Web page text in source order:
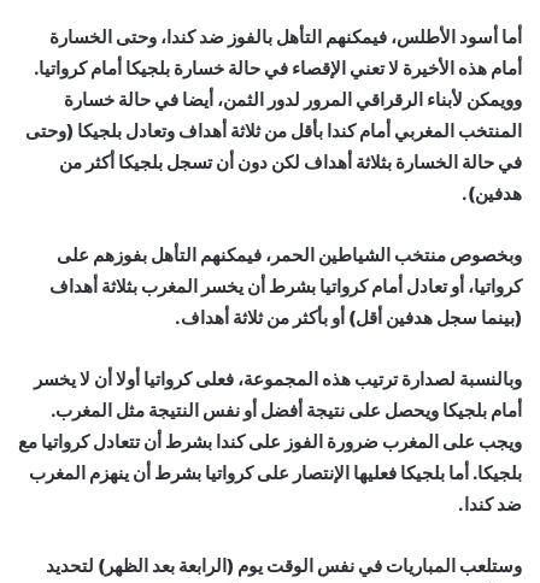
أما أسود الأطلس، فيمكنهم التأهل بالفوز ضد كندا، وحتى الخسارة
أمام هذه الأخيرة لا تعني الإقصاء في حالة خسارة بلجيكا أمام كرواتيا.
وويمكن لأبناء الرقراقي المرور لدور الثمن، أيضا في حالة خسارة
المنتخب المغربي أمام كندا بأقل من ثلاثة أهداف وتعادل بلجيكا (وحتى
في حالة الخسارة بثلاثة أهداف لكن دون أن تسجل بلجيكا أكثر من
هدفين).
وبخصوص منتخب الشياطين الحمر، فيمكنهم التأهل بفوزهم على
كرواتيا، أو تعادل أمام كرواتيا بشرط أن يخسر المغرب بثلاثة أهداف
(بينما سجل هدفين أقل) أو بأكثر من ثلاثة أهداف.
وبالنسبة لصدارة ترتيب هذه المجموعة، فعلى كرواتيا أولا أن لا يخسر
أمام بلجيكا ويحصل على نتيجة أفضل أو نفس النتيجة مثل المغرب.
ويجب على المغرب ضرورة الفوز على كندا بشرط أن تتعادل كرواتيا مع
بلجيكا. أما بلجيكا فعليها الإنتصار على كرواتيا بشرط أن ينهزم المغرب
ضد كندا.
وستلعب المباريات في نفس الوقت يوم (الرابعة بعد الظهر) لتحديد